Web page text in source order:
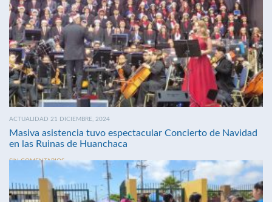
ACTUALIDAD 21 DICIEMBRE, 2024
Masiva asistencia tuvo espectacular Concierto de Navidad
en las Ruinas de Huanchaca
SIN COMENTARIOS